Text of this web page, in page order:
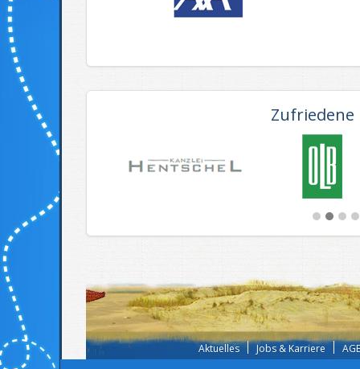
Aktuelles Jobs & Karriere